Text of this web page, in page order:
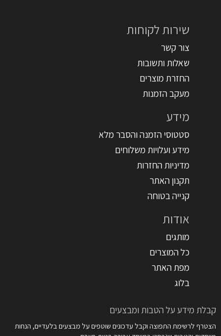
שירות לקוחות
צור קשר
שאלות ותשובות
החזרת מוצרים
מעקב הזמנות
מידע
סטטוסי הזמנה והסבר מלא
מידע ועלויות משלוחים
מדיניות החזרות
תקנון האתר
קנייה בטוחה
אודות
מותגים
כל המוצרים
מפת האתר
בלוג
קבלת מידע על הטבות ומבצעים
הצטרף לרשימת התפוצה וקבל עדכונים שוטפים על מבצעים בלעדיים, הנחות